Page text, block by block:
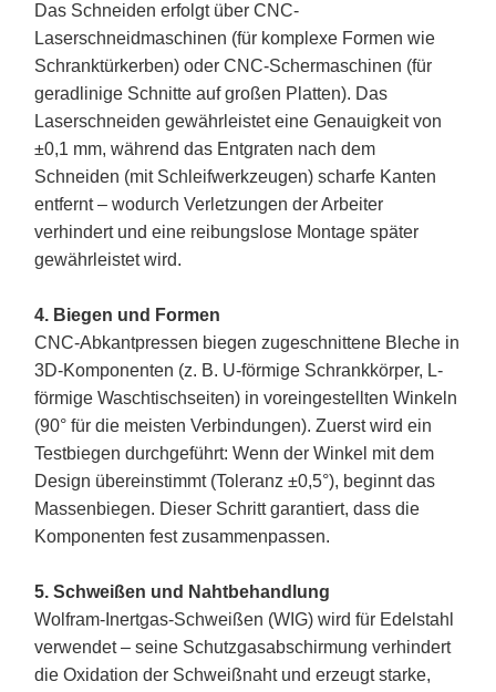
Das Schneiden erfolgt über CNC-
Laserschneidmaschinen (für komplexe Formen wie
Schranktürkerben) oder CNC-Schermaschinen (für
geradlinige Schnitte auf großen Platten). Das
Laserschneiden gewährleistet eine Genauigkeit von
±0,1 mm, während das Entgraten nach dem
Schneiden (mit Schleifwerkzeugen) scharfe Kanten
entfernt – wodurch Verletzungen der Arbeiter
verhindert und eine reibungslose Montage später
gewährleistet wird.
4. Biegen und Formen
CNC-Abkantpressen biegen zugeschnittene Bleche in
3D-Komponenten (z. B. U-förmige Schrankkörper, L-
förmige Waschtischseiten) in voreingestellten Winkeln
(90° für die meisten Verbindungen). Zuerst wird ein
Testbiegen durchgeführt: Wenn der Winkel mit dem
Design übereinstimmt (Toleranz ±0,5°), beginnt das
Massenbiegen. Dieser Schritt garantiert, dass die
Komponenten fest zusammenpassen.
5. Schweißen und Nahtbehandlung
Wolfram-Inertgas-Schweißen (WIG) wird für Edelstahl
verwendet – seine Schutzgasabschirmung verhindert
die Oxidation der Schweißnaht und erzeugt starke,